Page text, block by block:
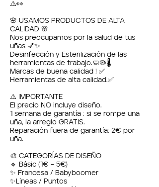
⚠️👀
🌸 USAMOS PRODUCTOS DE ALTA
CALIDAD 🌸
Nos preocupamos por la salud de tus
uñas 💅✨
Desinfección y Esterilización de las
herramientas de trabajo.🧼🦠🌡️
Marcas de buena calidad ! ✅
Herramientas de alta calidad.✅
⚠️ IMPORTANTE
El precio NO incluye diseño.
1 semana de garantía : si se rompe una
uña, la arreglo GRATIS.
Reparación fuera de garantía: 2€ por
uña.
🎨 CATEGORÍAS DE DISEÑO
🔹 Básic (1€ – 5€)
✨ Francesa / Babyboomer
✨Líneas / Puntos